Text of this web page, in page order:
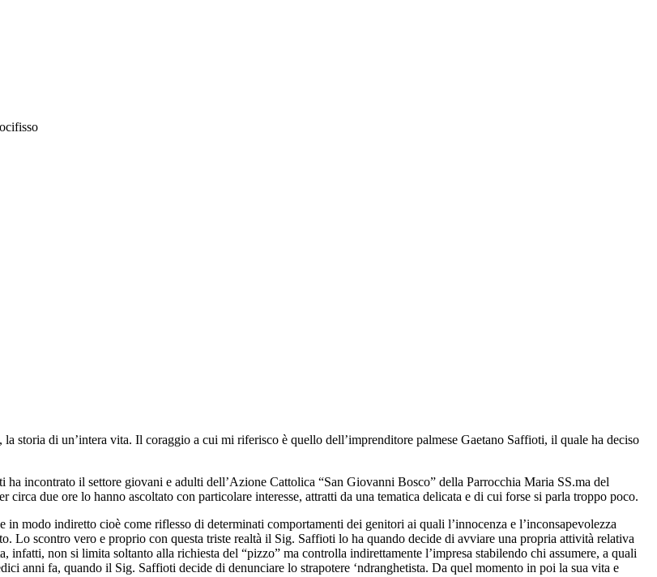
storia di un’intera vita. Il coraggio a cui mi riferisco è quello dell’imprenditore palmese Gaetano Saffioti, il quale ha deciso
incontrato il settore giovani e adulti dell’Azione Cattolica “San Giovanni Bosco” della Parrocchia Maria SS.ma del
due ore lo hanno ascoltato con particolare interesse, attratti da una tematica delicata e di cui forse si parla troppo poco.
modo indiretto cioè come riflesso di determinati comportamenti dei genitori ai quali l’innocenza e l’inconsapevolezza
Lo scontro vero e proprio con questa triste realtà il Sig. Saffioti lo ha quando decide di avviare una propria attività relativa
infatti, non si limita soltanto alla richiesta del “pizzo” ma controlla indirettamente l’impresa stabilendo chi assumere, a quali
anni fa, quando il Sig. Saffioti decide di denunciare lo strapotere ‘ndranghetista. Da quel momento in poi la sua vita e